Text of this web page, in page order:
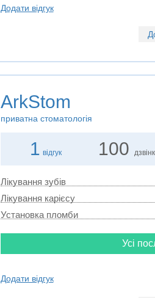
Додати відгук
ArkStom
приватна стоматологія
1 відгук 100
Лікування зубів
Лікування карієсу
Установка пломби
Усі
Додати відгук